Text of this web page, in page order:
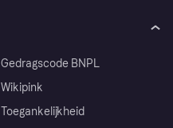
Gedragscode BNPL
Wikipink
Toegankelijkheid